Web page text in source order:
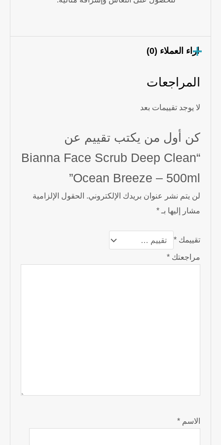
اراء العملاء (0)
المراجعات
لا يوجد تقييمات بعد
كن أول من يكتب تقييم عن
“Bianna Face Scrub Deep Clean
Ocean Breeze – 500ml”
لن يتم نشر عنوان بريدك الإلكتروني. الحقول الإلزامية
مشار إليها بـ*
تقييمك*
مراجعتك*
الاسم*